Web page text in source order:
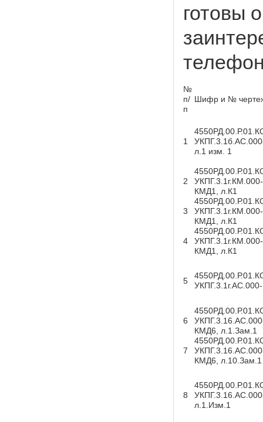
готовы
№
п/
п
Шифр и №
1
л.1 изм. 1
2
УКПГ.3.1г.КМ.000-
КМД1, л.К1
3
УКПГ.3.1г.КМ.000-
КМД1, л.К1
4
УКПГ.3.1г.КМ.000-
КМД1, л.К1
5
6
КМД6, л.1.Зам.1
7
КМД6, л.10.Зам.1
8
л.1.Изм.1